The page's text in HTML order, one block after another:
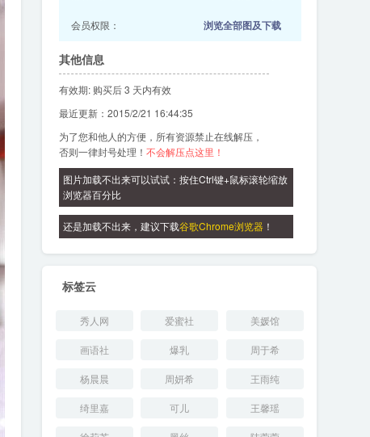
会员权限： 浏览全部图及下载
其他信息
有效期: 购买后 3 天内有效
最近更新：2015/2/21 16:44:35
为了您和他人的方便，所有资源禁止在线解压，
否则一律封号处理！ 不会解压点这里！
图片加载不出来可以试试：按住Ctrl键+鼠标滚轮缩放
浏览器百分比
还是加载不出来，建议下载谷歌Chrome浏览器 ！
标签云
秀人网 爱蜜社 美媛馆
画语社 爆乳 周于希
杨晨晨 周妍希 王雨纯
绮里嘉 可儿 王馨瑶